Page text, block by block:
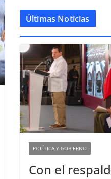
Últimas Noticias
POLÍTICA Y GOBIERNO
Con el